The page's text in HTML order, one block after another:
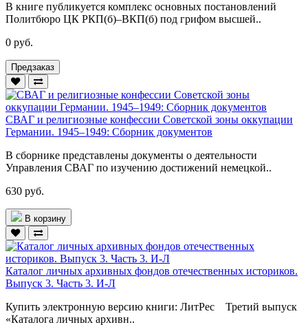
В книге публикуется комплекс основных постановлений
Политбюро ЦК РКП(б)–ВКП(б) под грифом высшей..
0 руб.
Предзаказ
СВАГ и религиозные конфессии Советской зоны оккупации
Германии. 1945–1949: Сборник документов
В сборнике представлены документы о деятельности
Управления СВАГ по изучению достижений немецкой..
630 руб.
В корзину
Каталог личных архивных фондов отечественных историков.
Выпуск 3. Часть 3. И-Л
Купить электронную версию книги: ЛитРес Третий выпуск
«Каталога личных архивн..